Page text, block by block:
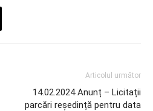
Articolul următor
14.02.2024 Anunț – Licitații
parcări reședință pentru data